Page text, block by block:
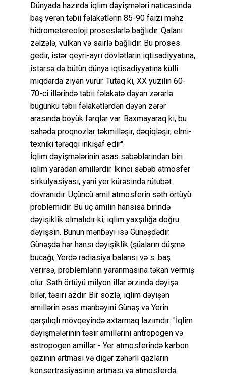
Dünyada hazırda iqlim dəyişmələri nəticəsində
baş verən təbii fəlakətlərin 85-90 faizi məhz
hidrometereoloji proseslərlə bağlıdır. Qalanı
zəlzələ, vulkan və sairlə bağlıdır. Bu proses
gedir, istər qeyri-ayrı dövlətlərin iqtisadiyyatına,
istərsə də bütün dünya iqtisadiyyatına külli
miqdarda ziyan vurur. Tutaq ki, XX yüzilin 60-
70-ci illərində təbii fəlakətə dəyən zərərlə
bugünkü təbii fəlakətlərdən dəyən zərər
arasında böyük fərqlər var. Baxmayaraq ki, bu
sahədə proqnozlar təkmilləşir, dəqiqləşir, elmi-
texniki tərəqqi inkişaf edir".
İqlim dəyişmələrinin əsas səbəblərindən biri
iqlim yaradan amillərdir. İkinci səbəb atmosfer
sirkulyasiyası, yəni yer kürəsində rütubət
dövranıdır. Üçüncü amil atmosferin səth örtüyü
problemidir. Bu üç amilin hansısa birində
dəyişiklik olmalıdır ki, iqlim yaxşılığa doğru
dəyişsin. Bunun mənbəyi isə Günəşdədir.
Günəşdə hər hansı dəyişiklik (şüaların düşmə
bucağı, Yerdə radiasiya balansı və s. baş
verirsə, problemlərin yaranmasına təkan vermiş
olur. Səth örtüyü milyon illər ərzində dəyişə
bilər, təsiri azdır. Bir sözlə, iqlim dəyişən
amillərin əsas mənbəyini Günəş və Yerin
qarşılıqlı mövqeyində axtarmaq lazımdır: "İqlim
dəyişmələrinin təsir amillərini antropogen və
astropogen amillər - Yer atmosferində karbon
qazının artması və digər zəhərli qazların
konsertrasiyasının artması və atmosferdə